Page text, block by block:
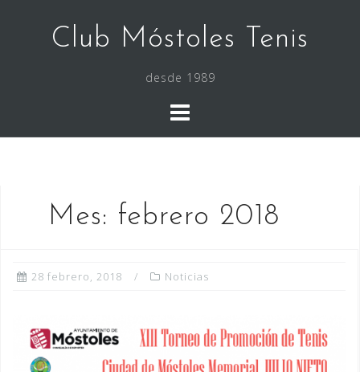
contenidoClub Móstoles Tenis
desde 1989
Mes: febrero 2018
28 febrero, 2018 Noticias